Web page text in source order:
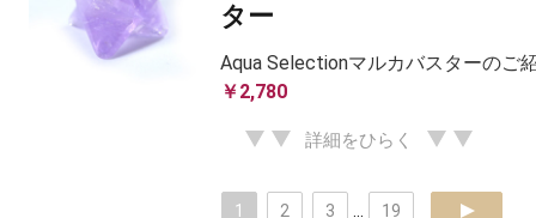
ター
Aqua Selectionマルカバスターのご
￥2,780
詳細をひらく
1 2 3 19 next